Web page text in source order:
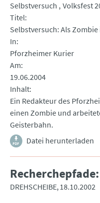
Selbstversuch Volksfest
Titel
Selbstversuch: Als
In
Pforzheimer Kurier
Am
19.06.2004
Inhalt
Ein Redakteur des
einen Zombie und
Geisterbahn.
Datei herunterladen
DREHSCHEIBE 18.10.2002